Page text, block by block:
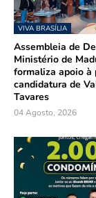
VIVA BRASÍLIA
Assembleia de
Ministério de
formaliza apoio à
candidatura de
Tavares
04 Agosto, 2026